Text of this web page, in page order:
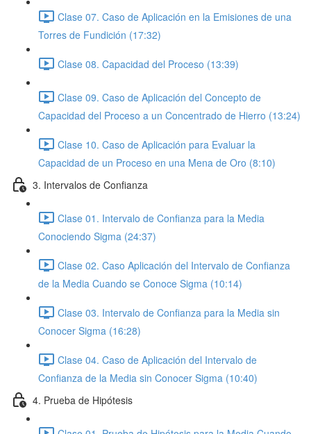
Clase 07. Caso de Aplicación en la Emisiones de una
Torres de Fundición (17:32)
Clase 08. Capacidad del Proceso (13:39)
Clase 09. Caso de Aplicación del Concepto de
Capacidad del Proceso a un Concentrado de Hierro (13:24)
Clase 10. Caso de Aplicación para Evaluar la
Capacidad de un Proceso en una Mena de Oro (8:10)
3. Intervalos de Confianza
Clase 01. Intervalo de Confianza para la Media
Conociendo Sigma (24:37)
Clase 02. Caso Aplicación del Intervalo de Confianza
de la Media Cuando se Conoce Sigma (10:14)
Clase 03. Intervalo de Confianza para la Media sin
Conocer Sigma (16:28)
Clase 04. Caso de Aplicación del Intervalo de
Confianza de la Media sin Conocer Sigma (10:40)
4. Prueba de Hipótesis